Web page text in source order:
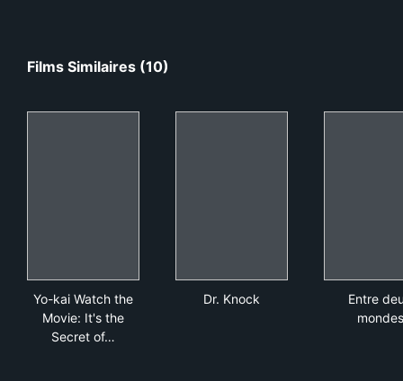
Films Similaires (10)
Yo-kai Watch the
Movie: It's the
Secret of…
Dr. Knock
Entre
mondes